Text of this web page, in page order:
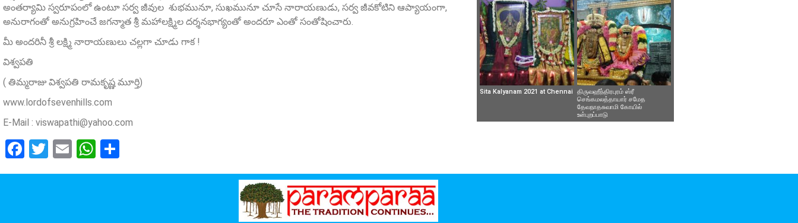
అంతర్యామి స్వరూపంలో ఉంటూ సర్వ జీవుల శుభమునూ, సుఖమునూ చూసే నారాయణుడు, సర్వ జీవకోటిని ఆప్యాయంగా,
అనురాగంతో అనుగ్రహించే జగన్మాత శ్రీ మహాలక్ష్మిల దర్శనభాగ్యంతో అందరూ ఎంతో సంతోషించారు.
మీ అందరినీ శ్రీ లక్ష్మి నారాయణులు చల్లగా చూడు గాక !
విశ్వపతి
( తిమ్మరాజు విశ్వపతి రామకృష్ణ మూర్తి)
www.lordofsevenhills.com
E-Mail : viswapathi@yahoo.com
Facebook
Twitter
EmailWhatsApp
Sita Kalyanam 2021 at Chennai
திருவஹீந்திரபுரம் ஸ்ரீ
செங்கமலத்தாயார் சமேத
தேவநாதசுவாமி கோயில்
உள்புறப்பாடு